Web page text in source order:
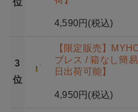
4,590円 (税込)
3
位
【限定販売】
ブレス / 箱なし簡
日出荷可能】
4,950円 (税込)